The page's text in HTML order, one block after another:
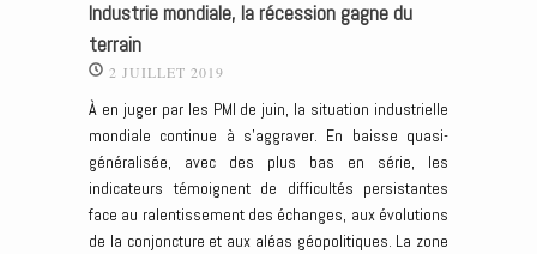
Industrie mondiale, la récession gagne du
terrain
2 JUILLET 2019
À en juger par les PMI de juin, la situation industrielle
mondiale continue à s’aggraver. En baisse quasi-
généralisée, avec des plus bas en série, les
indicateurs témoignent de difficultés persistantes
face au ralentissement des échanges, aux évolutions
de la conjoncture et aux aléas géopolitiques. La zone